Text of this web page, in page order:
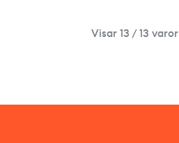
Visar 13 / 13 varor